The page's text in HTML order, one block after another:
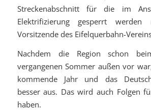
Streckenabschnitt für die im
Elektrifizierung gesperrt
Vorsitzende des Eifelquerbahn-
Nachdem die Region schon
vergangenen Sommer außen vor
kommende Jahr und das
besser aus. Das wird auch Folgen
haben.